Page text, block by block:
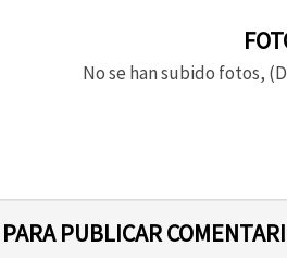
No se han subido fotos,
PUBLICAR